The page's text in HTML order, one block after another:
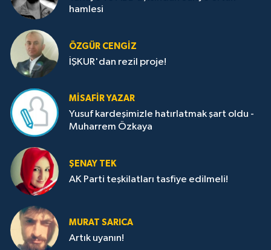
hamlesi
ÖZGÜR CENGIZ
İŞKUR'dan rezil proje!
MISAFIR YAZAR
Yusuf kardeşimizle hatırlatmak şart oldu -
Muharrem Özkaya
ŞENAY TEK
AK Parti teşkilatları tasfiye edilmeli!
MURAT SARICA
Artık uyanın!